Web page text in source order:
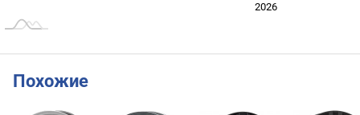
2026
Похожие